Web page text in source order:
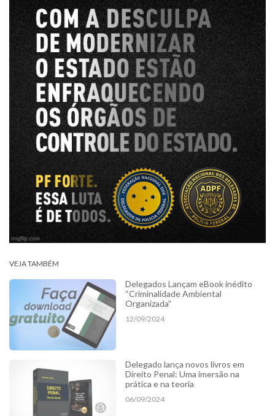
VEJA TAMBÉM
Delegados Lançam eBook inédito
“Criminalidade Ambiental
Organizada”
12/09/2024
Delegado lança novos livros em
Direito Penal: Uma imersão na
prática e na teoria
06/09/2024